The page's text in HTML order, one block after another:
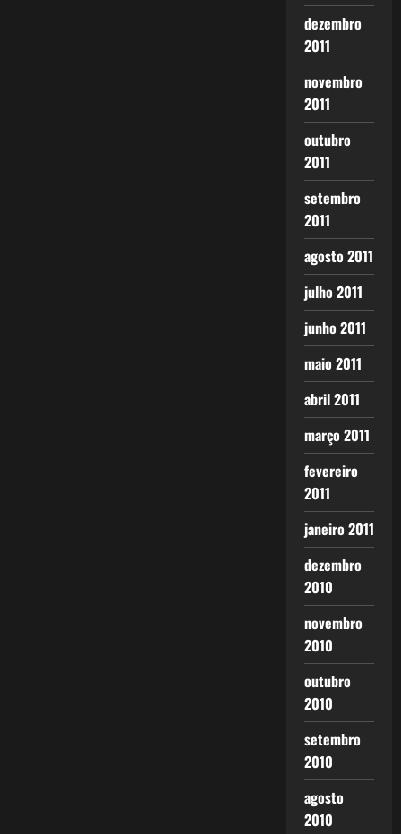
dezembro
2011
novembro
2011
outubro
2011
setembro
2011
agosto 2011
julho 2011
junho 2011
maio 2011
abril 2011
março 2011
fevereiro
2011
janeiro 2011
dezembro
2010
novembro
2010
outubro
2010
setembro
2010
agosto
2010